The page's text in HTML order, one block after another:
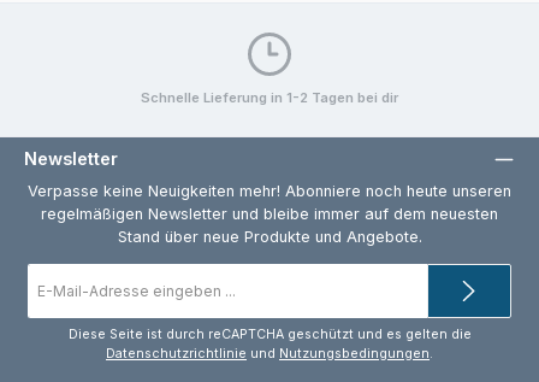
Schnelle Lieferung in 1-2 Tagen bei dir
Newsletter
Verpasse keine Neuigkeiten mehr! Abonniere noch heute unseren
regelmäßigen Newsletter und bleibe immer auf dem neuesten
Stand über neue Produkte und Angebote.
Mail-
*
Diese Seite ist durch reCAPTCHA geschützt und es gelten die
Datenschutzrichtlinie und Nutzungsbedingungen.